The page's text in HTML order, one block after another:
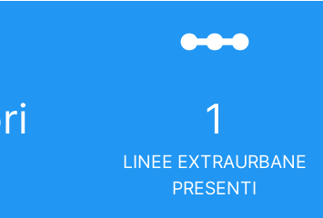
linear_scale
1
LINEE EXTRAURBANE
PRESENTI